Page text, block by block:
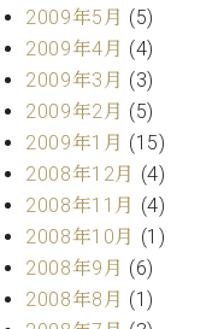
2009年5月 (5)
2009年4月 (4)
2009年3月 (3)
2009年2月 (5)
2009年1月 (15)
2008年12月 (4)
2008年11月 (4)
2008年10月 (1)
2008年9月 (6)
2008年8月 (1)